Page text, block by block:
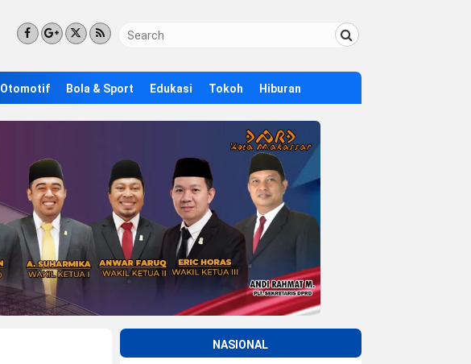
Otomotif Bola & Sport Edukasi Tokoh Hiburan
NASIONAL